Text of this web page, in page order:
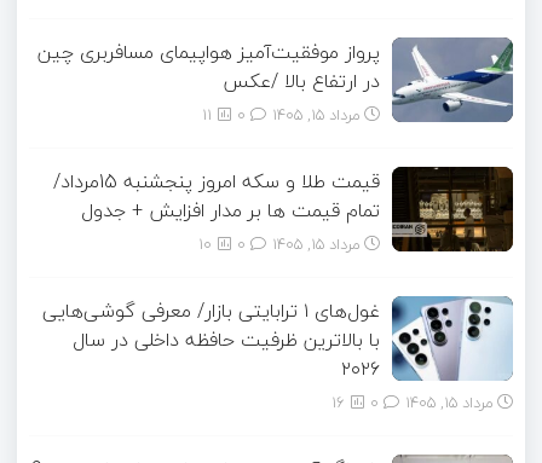
پرواز موفقیت‌آمیز هواپیمای مسافربری چین
در ارتفاع بالا /عکس
مرداد ۱۵, ۱۴۰۵ 11
قیمت طلا و سکه امروز پنجشنبه 15مرداد/
تمام قیمت ها بر مدار افزایش + جدول
مرداد ۱۵, ۱۴۰۵ 10
غول‌های ۱ ترابایتی بازار/ معرفی گوشی‌هایی
با بالاترین ظرفیت حافظه داخلی در سال
۲۰۲۶
مرداد ۱۵, ۱۴۰۵ 16